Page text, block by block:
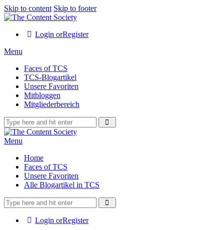
Skip to content Skip to footer
Login orRegister
Menu
Faces of TCS
TCS-Blogartikel
Unsere Favoriten
Mitbloggen
Mitgliederbereich
Menu
Home
Faces of TCS
Unsere Favoriten
Alle Blogartikel in TCS
Login orRegister